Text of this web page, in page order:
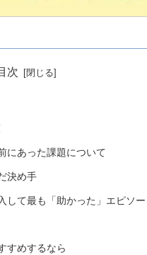
次
にあった課題について
決め手
して最も「助かった」エピソー
すめするなら